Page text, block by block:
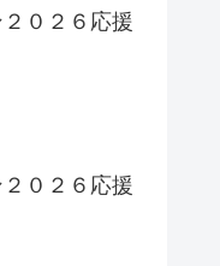
０２６応援
０２６応援